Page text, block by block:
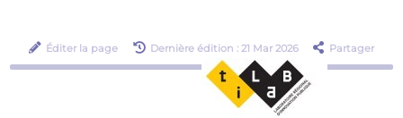
Éditer la page Dernière édition : 21 Mar 2026 Partager